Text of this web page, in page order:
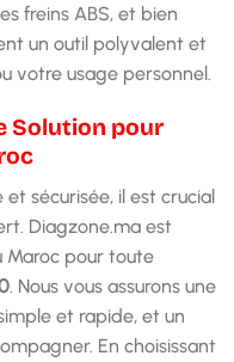
freins ABS, et bien
un outil polyvalent et
votre usage personnel.
Solution pour
sécurisée, il est crucial
Diagzone.ma est
pour toute
. Nous vous assurons une
et rapide, et un
En choisissant